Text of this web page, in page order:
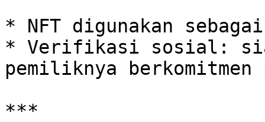
* NFT digunakan
* Verifikasi sosial:
pemiliknya berkomitmen
***